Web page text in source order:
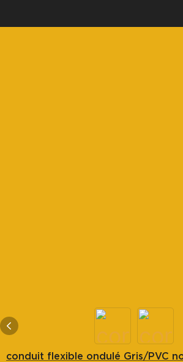
conduit flexible ondulé Gris/PVC